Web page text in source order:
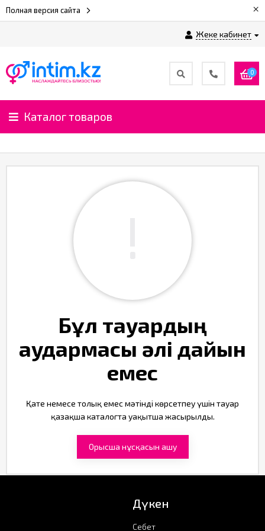
Полная версия сайта ×
Жеке кабинет
0
Каталог товаров
Бұл тауардың
аудармасы әлі дайын
емес
Қате немесе толық емес мәтінді көрсетпеу үшін тауар
қазақша каталогта уақытша жасырылды.
Орысша нұсқасын ашу
Дүкен
Себет